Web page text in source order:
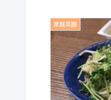
家庭菜園